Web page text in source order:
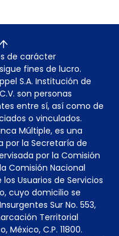
de carácter
fines de lucro.
S.A. Institución de
son personas
entre sí, así como de
o vinculados.
Múltiple, es una
por la Secretaría de
por la Comisión
Comisión Nacional
Usuarios de Servicios
cuyo domicilio se
Sur No. 553,
Territorial
México, C.P. 11800.